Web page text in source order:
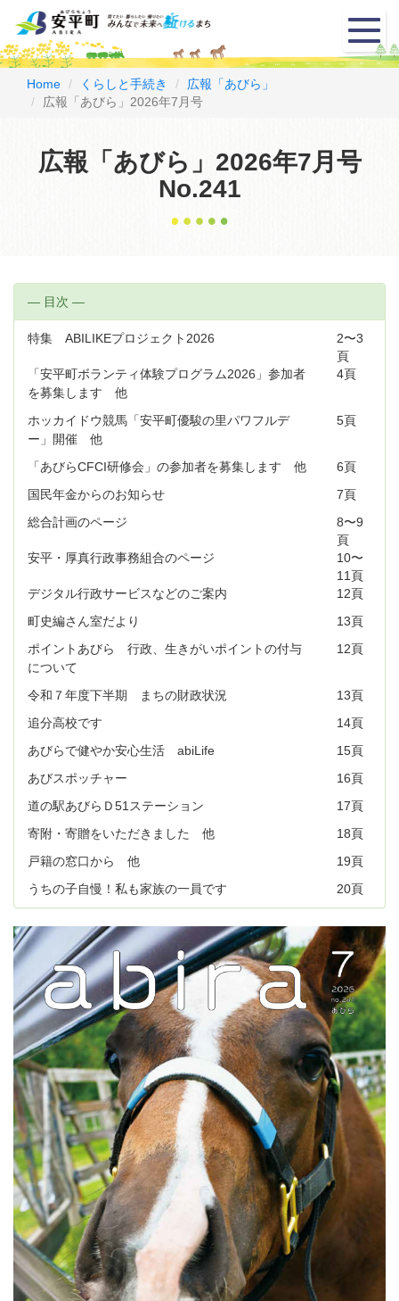
メ
ニ
ュ
Home くらしと手続き
広報「あびら」
広報「あびら」2026年7月号
広報「あびら」2026年7月号
No.241
― 目次 ―
特集 ABILIKEプロジェクト2026
2〜3
頁
「安平町ボランティ体験プログラム2026」参加者
を募集します 他
4頁
ホッカイドウ競馬「安平町優駿の里パワフルデ
ー」開催 他
5頁
「あびらCFCI研修会」の参加者を募集します 他
6頁
国民年金からのお知らせ
7頁
総合計画のページ
8〜9
頁
安平・厚真行政事務組合のページ
10〜
11頁
デジタル行政サービスなどのご案内
12頁
町史編さん室だより
13頁
ポイントあびら 行政、生きがいポイントの付与
について
12頁
令和７年度下半期 まちの財政状況
13頁
追分高校です
14頁
あびらで健やか安心生活 abiLife
15頁
あびスポッチャー
16頁
道の駅あびらＤ51ステーション
17頁
寄附・寄贈をいただきました 他
18頁
戸籍の窓口から 他
19頁
うちの子自慢！私も家族の一員です
20頁